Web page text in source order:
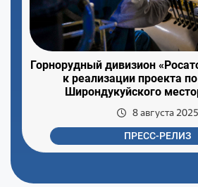
Горнорудный дивизион
к реализации проекта
Широндукуйского
8 августа 2025
ПРЕСС-РЕЛИЗ